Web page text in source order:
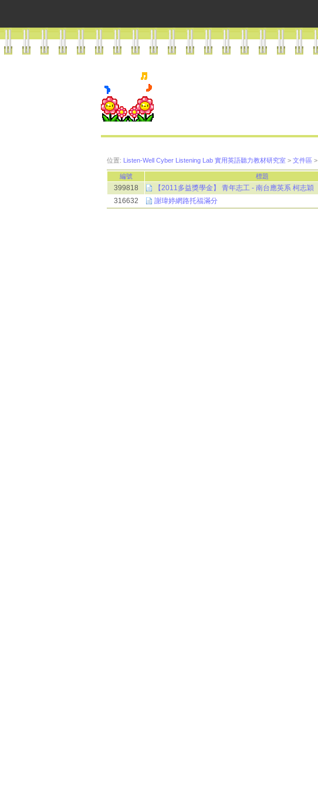
位置: Listen-Well Cyber Listening Lab 實用英語聽力教材研究室 > 文件區 >
編號 標題
399818 【2011多益獎學金】 青年志工 - 南台應英系 柯志穎
316632 謝瑋婷網路托福滿分